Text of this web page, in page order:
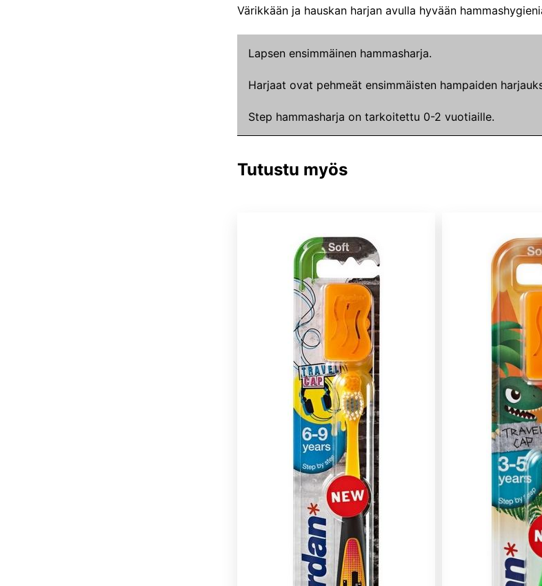
Värikkään ja hauskan harjan avulla hyvään
Lapsen ensimmäinen hammasharja.
Harjaat ovat pehmeät ensimmäisten hampaiden
Step hammasharja on tarkoitettu 0-2 vuotiaille.
Tutustu myös